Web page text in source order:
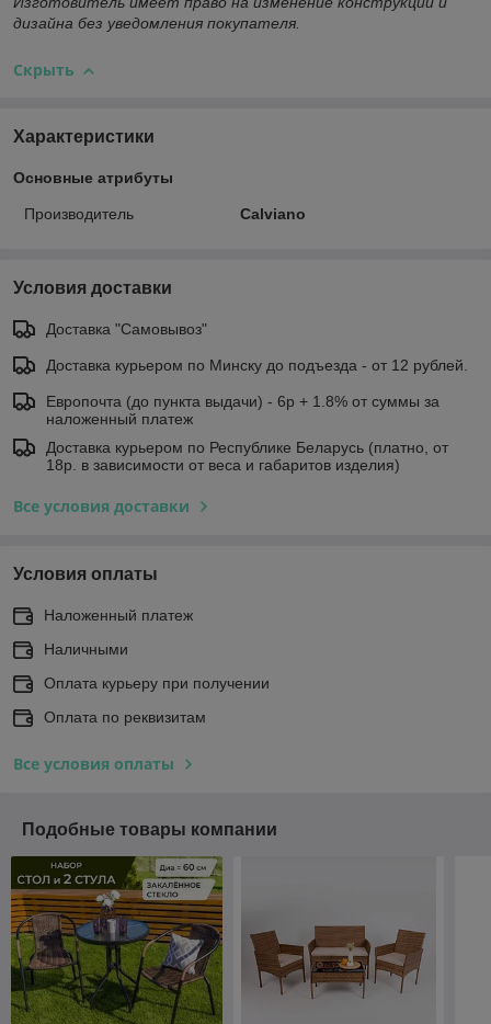
дизайна без уведомления покупателя.
Скрыть
Характеристики
Основные атрибуты
Производитель Calviano
Условия доставки
Доставка "Самовывоз"
Доставка курьером по Минску до подъезда - от 12 рублей.
Европочта (до пункта выдачи) - 6р + 1.8% от суммы за
наложенный платеж
Доставка курьером по Республике Беларусь (платно, от
18р. в зависимости от веса и габаритов изделия)
Все условия доставки
Условия оплаты
Наложенный платеж
Наличными
Оплата курьеру при получении
Оплата по реквизитам
Все условия оплаты
Подобные товары компании